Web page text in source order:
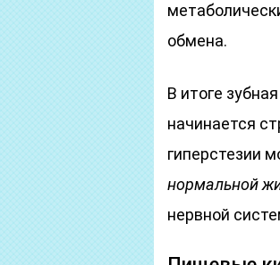
обмена.
В итоге
начинается
гиперстезии
нормальной
нервной